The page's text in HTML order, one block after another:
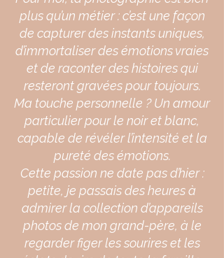
plus qu’un métier : c’est une façon
de capturer des instants uniques,
d’immortaliser des émotions vraies
et de raconter des histoires qui
resteront gravées pour toujours.
Ma touche personnelle ? Un amour
particulier pour le noir et blanc,
capable de révéler l’intensité et la
pureté des émotions.
Cette passion ne date pas d’hier :
petite, je passais des heures à
admirer la collection d’appareils
photos de mon grand-père, à le
regarder figer les sourires et les